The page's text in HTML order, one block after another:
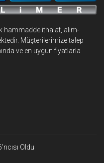
hammadde ithalat, alım-
Müşterilerimize talep
ve en uygun fiyatlarla
Oldu